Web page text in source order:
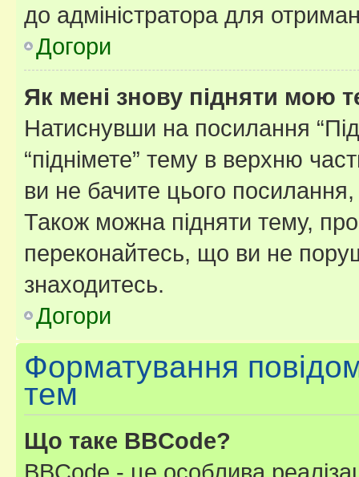
до адміністратора для
Догори
Як мені знову підняти мою
Натиснувши на посилання
“піднімете” тему в верхню
ви не бачите цього
Також можна підняти тему,
переконайтесь, що ви не
знаходитесь.
Догори
Форматування
тем
Що таке BBCode?
BBCode - це особлива